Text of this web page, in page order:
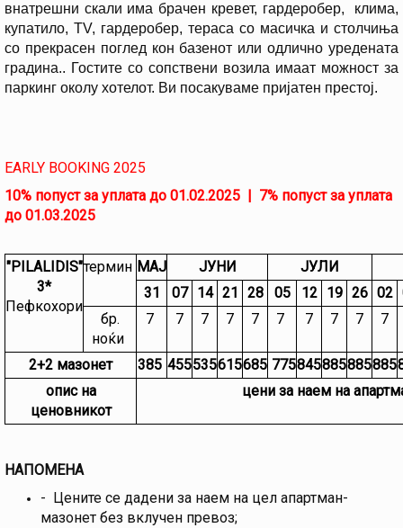
внатрешни скали има брачен кревет, гардеробер, клима,
купатило, TV, гардеробер, тераса со масичка и столчиња
со прекрасен поглед кон базенот или одлично уредената
градина.. Гостите со сопствени возила имаат можност за
паркинг околу хотелот. Ви посакуваме пријатен престој.
EARLY BOOKING 2025
10% попуст за уплата до 01.02.2025 | 7% попуст за уплата
до 01.03.2025
"PILALIDIS"
3*
Пефкохори
термин МАЈ ЈУНИ
ЈУЛИ
31
07 14 21 28 05 12 19 26 02
бр.
ноќи
7 7 7 7 7 7 7 7 7 7
2+2 мазонет 385 455535615685 775845885885885
опис на
ценовникот
цени за наем на
НАПОМЕНА
- Цените се дадени за наем на цел апартман-
мазонет без вклучен превоз;